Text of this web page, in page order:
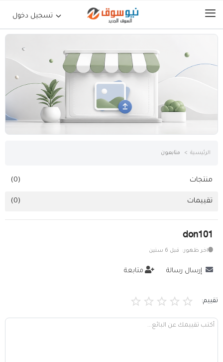
تسجيل دخول
الرئيسية
جوالات أجهزة لوحية
أثاث وديكورات
خدمات
اتفاقية الاستخدام
الشروط & السياسات
الرئيسية متابعون
منتجات (0)
تقييمات (0)
don101
اخر ظهور: قبل 6 سنين
إرسال رسالة متابعة
تقييم: